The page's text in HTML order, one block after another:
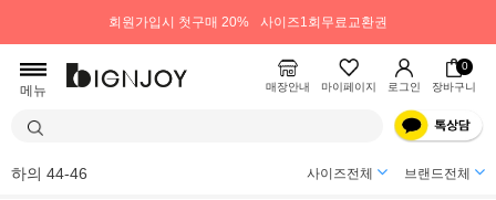
회원가입시 첫구매 20% 사이즈1회무료교환권
메뉴 매장안내 마이페이지 로그인
0
장바구니
하의 44-46 사이즈전체 브랜드전체